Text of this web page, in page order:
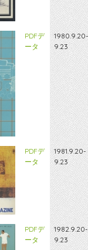
PDFデ
ータ
1980.9.20-
9.23
PDFデ
ータ
1981.9.20-
9.23
PDFデ
ータ
1982.9.20-
9.23